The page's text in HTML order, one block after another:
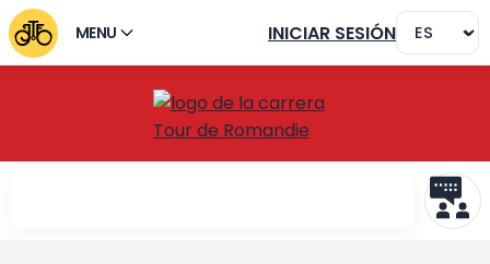
MENU INICIAR SESIÓN